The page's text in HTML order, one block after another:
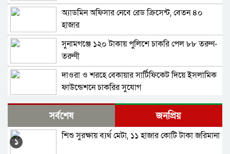
অ্যাডমিন অফিসার নেবে রেড ক্রিসেন্ট, বেতন ৪০
হাজার
সুনামগঞ্জে ১২০ টাকায় পুলিশে চাকরি পেল ৮৮ তরুণ-
তরুণী
দাওরা ও শরহে বেকায়ার সার্টিফিকেট দিয়ে ইসলামিক
ফাউন্ডেশনে চাকরির সুযোগ
৬০ হাজারের বেশি শূন্যপদ: আটকা শিক্ষক নিয়োগ,
অনিশ্চয়তায় গণবিজ্ঞপ্তি
বাংলাদেশ পল্লী বিদ্যুতায়ন বোর্ডে ১৮ পদে নেবে ৯৪
সর্বশেষ জনপ্রিয়
১
শিশু সুরক্ষায় ব্যর্থ মেটা, ১১ হাজার কোটি টাকা জরিমানা